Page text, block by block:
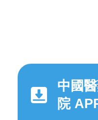
中國
院